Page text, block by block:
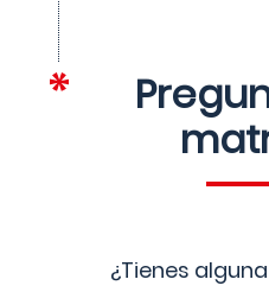
¿Tienes